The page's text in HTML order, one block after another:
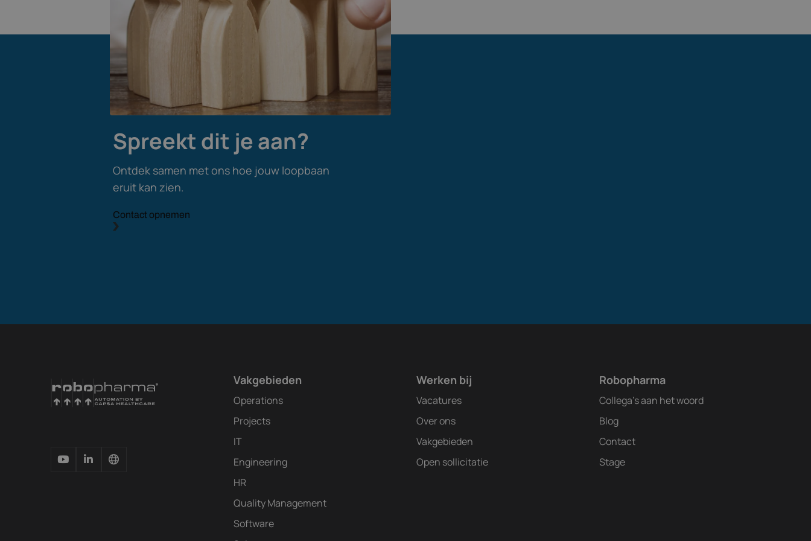
Spreekt dit je aan?
Ontdek samen met ons hoe jouw loopbaan
eruit kan zien.
Contact opnemen
Vakgebieden
Operations
Projects
IT
Engineering
HR
Quality Management
Software
Werken bij
Vacatures
Over ons
Vakgebieden
Open sollicitatie
Robopharma
Collega's aan het woord
Blog
Contact
Stage